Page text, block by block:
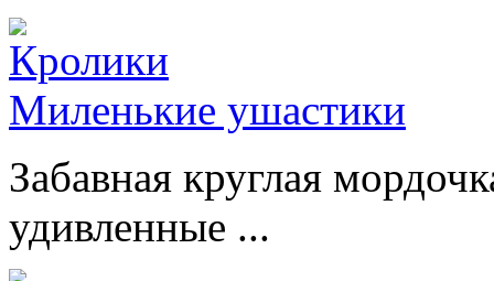
Миленькие ушастики
Забавная круглая
удивленные ...